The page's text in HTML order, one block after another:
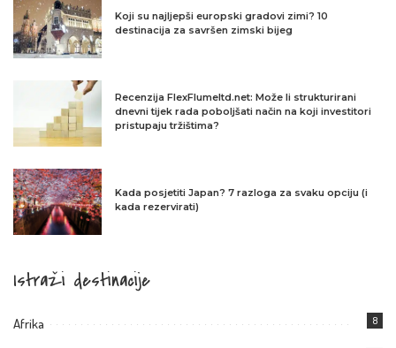
Koji su najljepši europski gradovi zimi? 10
destinacija za savršen zimski bijeg
Recenzija FlexFlumeltd.net: Može li strukturirani
dnevni tijek rada poboljšati način na koji investitori
pristupaju tržištima?
Kada posjetiti Japan? 7 razloga za svaku opciju (i
kada rezervirati)
Istraži destinacije
Afrika 8